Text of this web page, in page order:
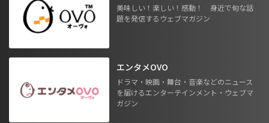
美味しい！楽しい！感動！ 身近で旬な話
題を発信するウェブマガジン
エンタメOVO
ドラマ・映画・舞台・音楽などのニュース
を届けるエンターテインメント・ウェブマ
ガジン